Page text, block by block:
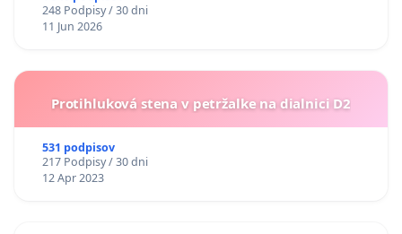
248 Podpisy / 30 dni
11 Jun 2026
Protihluková stena v petržalke na dialnici D2
531 podpisov
217 Podpisy / 30 dni
12 Apr 2023